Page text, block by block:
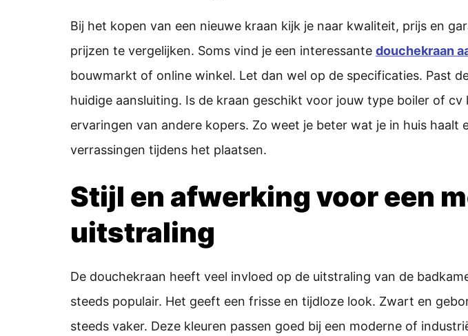
Bij het kopen van een nieuwe kraan kijk je naar kwaliteit, prijs en
prijzen te vergelijken. Soms vind je een interessante douchekraan
bouwmarkt of online winkel. Let dan wel op de specificaties. Past
huidige aansluiting. Is de kraan geschikt voor jouw type boiler of cv
ervaringen van andere kopers. Zo weet je beter wat je in huis haalt
verrassingen tijdens het plaatsen.
Stijl en afwerking voor een
uitstraling
De douchekraan heeft veel invloed op de uitstraling van de
steeds populair. Het geeft een frisse en tijdloze look. Zwart en
steeds vaker. Deze kleuren passen goed bij een moderne of